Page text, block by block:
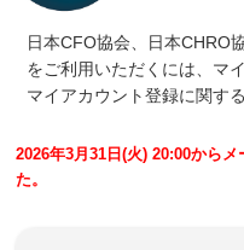
日本CFO協会、日本CHRO
をご利用いただくには、マ
マイアカウント登録に関す
2026年3月31日(火) 20:00から
た。